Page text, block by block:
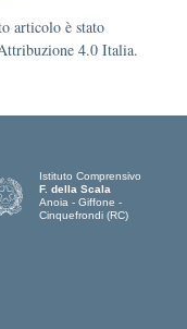
articolo è stato
4.0 Italia.
Istituto Comprensivo
F. della Scala
Anoia - Giffone -
Cinquefrondi (RC)